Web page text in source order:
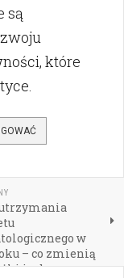
są
które
w
– co zmienią
i od czego